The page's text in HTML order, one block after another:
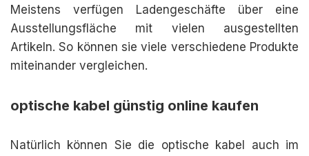
Meistens verfügen Ladengeschäfte über eine
Ausstellungsfläche mit vielen ausgestellten
Artikeln. So können sie viele verschiedene Produkte
miteinander vergleichen.
optische kabel günstig online kaufen
Natürlich können Sie die optische kabel auch im